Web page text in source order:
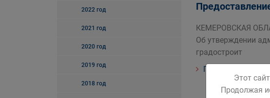
2022 год
2021 год
2020 год
2019 год
2018 год
КЕМЕРОВСКАЯ
Об утверждении
градостроит
Подробнее
Этот
Продолжая